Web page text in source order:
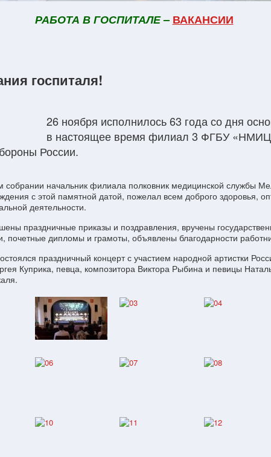
РАБОТА В ГОСПИТАЛЕ– ВАКАНСИИ
госпиталя!
26 ноября исполнилось 63 года со дня
в настоящее время филиал 3 ФГБУ
России.
начальник филиала полковник медицинской службы
с этой памятной датой, пожелал всем доброго здоровья,
деятельности.
праздничные приказы и поздравления, вручены
дипломы и грамоты, объявлены благодарности
праздничный концерт с участием народной артистки
Куприка, певца, композитора Виктора Рыбина и певицы